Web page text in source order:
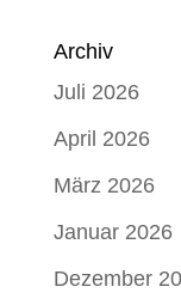
Archiv
Juli 2026
April 2026
März 2026
Januar 2026
Dezember